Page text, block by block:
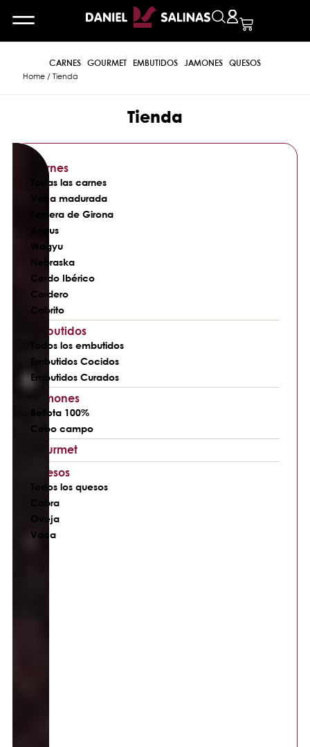
CARNES GOURMET EMBUTIDOS JAMONES QUESOS
Home/ Tienda
Tienda
Carnes
Todas las carnes
Vaca madurada
Ternera de Girona
Angus
Wagyu
Nebraska
Cerdo Ibérico
Cordero
Cabrito
Embutidos
Todos los embutidos
Embutidos Cocidos
Embutidos Curados
Jamones
Bellota 100%
Cebo campo
Gourmet
Quesos
Todos los quesos
Cabra
Oveja
Vaca